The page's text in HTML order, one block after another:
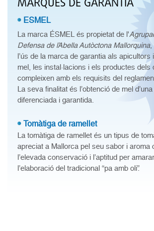
MARQUES DE GARANTIA
ESMEL
La marca ÉSMEL és propietat de l'
Defensa de l’Abella Autòctona Mallorquina,
l’ús de la marca de garantia als
mel, les instal·lacions i els productes dels
compleixen amb els requisits del
La seva finalitat és l’obtenció de mel
diferenciada i garantida.
Tomàtiga de ramellet
La tomàtiga de ramellet és un tipus de
apreciat a Mallorca pel seu sabor i aroma
l’elevada conservació i l’aptitud per
l’elaboració del tradicional “pa amb oli”.